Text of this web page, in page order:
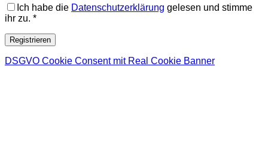
Ich habe die Datenschutzerklärung gelesen und stimme
ihr zu. *
Registrieren
DSGVO Cookie Consent mit Real Cookie Banner